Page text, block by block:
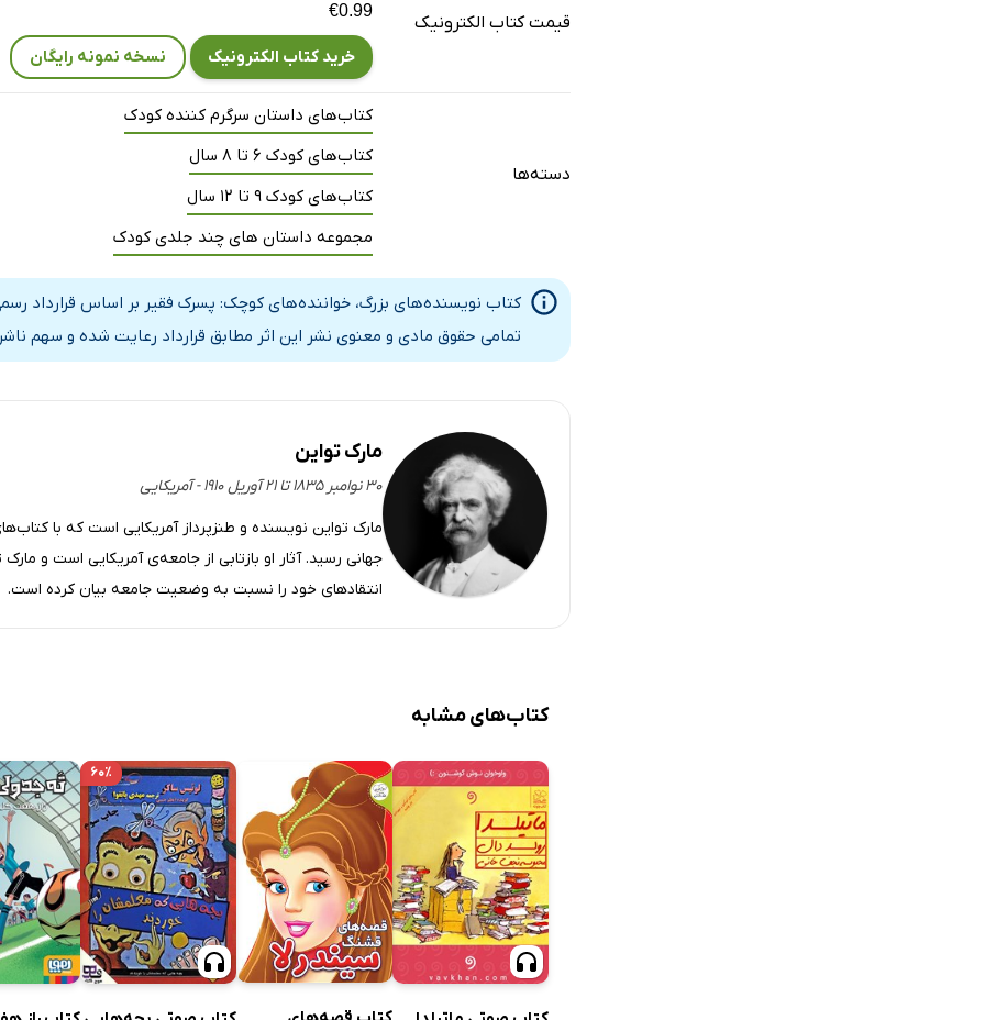
قیمت کتاب الکترونیک
€0.99
خرید کتاب الکترونیک نسخه نمونه رایگان
دسته‌ها
کتاب‌های داستان سرگرم کننده کودک
کتاب‌های کودک 6 تا 8 سال
کتاب‌های کودک 9 تا 12 سال
مجموعه داستان های چند جلدی کودک
کتاب نویسنده‌های بزرگ، خواننده‌های کوچک: پسرک فقیر بر اساس قرارداد
تمامی حقوق مادی و معنوی نشر این اثر مطابق قرارداد رعایت شده و سهم
مارک تواین
۳۰ نوامبر ۱۸۳۵ تا ۲۱ آوریل ۱۹۱۰ - آمریکایی
مارک تواین نویسنده و طنزپرداز آمریکایی است که با
جهانی رسید. آثار او بازتابی از جامعه‌ی آمریکایی است و
انتقادهای خود را نسبت به وضعیت جامعه بیان کرده است.
کتاب‌های مشابه
۶۰٪